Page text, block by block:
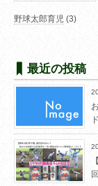
野球太郎育児 (3)
最近の投稿